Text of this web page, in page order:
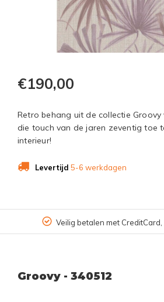
€190,00
Retro behang uit de collectie Groovy
die touch van de jaren zeventig toe
interieur!
Levertijd 5-6 werkdagen
Veilig betalen met
Groovy - 340512